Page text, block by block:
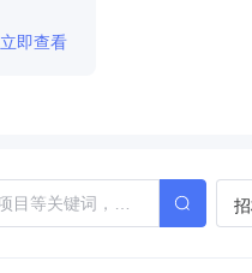
立即查看